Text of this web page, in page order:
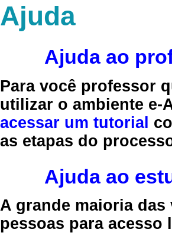
Ajuda
Ajuda ao
Para você professor
utilizar o ambiente e-
acessar um tutorial
as etapas do
Ajuda ao
A grande maioria
pessoas para acesso